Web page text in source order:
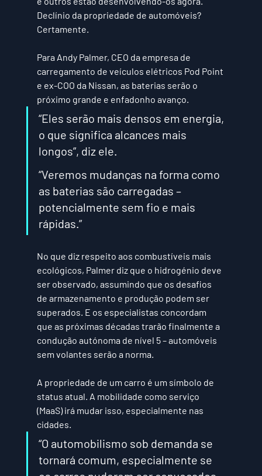
Declínio da propriedade de automóveis?
Certamente.
Para Andy Palmer, CEO da empresa de
carregamento de veículos elétricos Pod Point
e ex-COO da Nissan, as baterias serão o
próximo grande e enfadonho avanço.
“Eles serão mais densos em energia,
o que significa alcances mais
longos”, diz ele.
“Veremos mudanças na forma como
as baterias são carregadas –
potencialmente sem fio e mais
rápidas.”
No que diz respeito aos combustíveis mais
ecológicos, Palmer diz que o hidrogénio deve
ser observado, assumindo que os desafios
de armazenamento e produção podem ser
superados. E os especialistas concordam
que as próximas décadas trarão finalmente a
condução autónoma de nível 5 – automóveis
sem volantes serão a norma.
A propriedade de um carro é um símbolo de
status atual. A mobilidade como serviço
(MaaS) irá mudar isso, especialmente nas
cidades.
“O automobilismo sob demanda se
tornará comum, especialmente se